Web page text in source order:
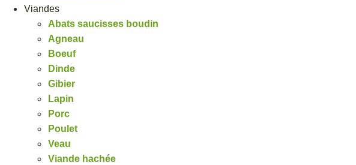
Viandes
Abats saucisses boudin
Agneau
Boeuf
Dinde
Gibier
Lapin
Porc
Poulet
Veau
Viande hachée